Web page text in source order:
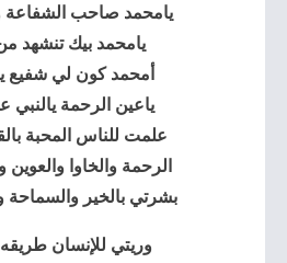
يامحمد صاحب الشفاعة
يامحمد بيك تنشهد
أمحمد كون لي شفيع
ياعين الرحمة يالنبي
علمت للناس المحبة
الرحمة والخاوا والعوين
بشرتي بالخير والسماحة
وريتي للإنسان